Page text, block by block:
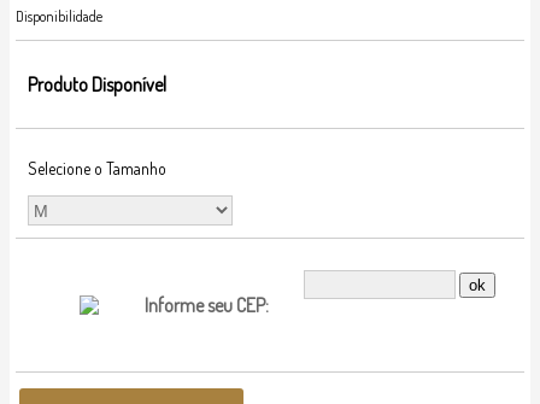
Disponibilidade
Produto Disponível
Selecione o Tamanho
Informe seu CEP: